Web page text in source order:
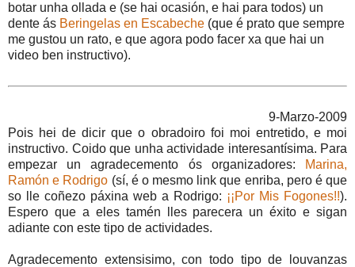
botar unha ollada e (se hai ocasión, e hai para todos) un
dente ás Beringelas en Escabeche (que é prato que sempre
me gustou un rato, e que agora podo facer xa que hai un
video ben instructivo).
9-Marzo-2009
Pois hei de dicir que o obradoiro foi moi entretido, e moi
instructivo. Coido que unha actividade interesantísima. Para
empezar un agradecemento ós organizadores:
Marina,
Ramón e Rodrigo (sí, é o mesmo link que enriba, pero é que
so lle coñezo páxina web a Rodrigo: ¡¡Por Mis Fogones!!).
Espero que a eles tamén lles parecera un éxito e sigan
adiante con este tipo de actividades.
Agradecemento extensisimo, con todo tipo de louvanzas